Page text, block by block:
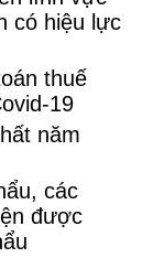
có hiệu lực
thuế
19
năm
các
được